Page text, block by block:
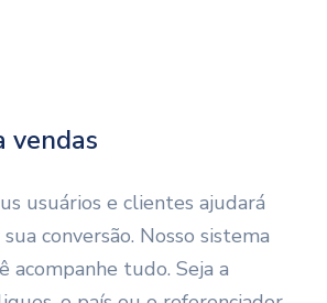
vendas
usuários e clientes ajudará
conversão. Nosso sistema
acompanhe tudo. Seja a